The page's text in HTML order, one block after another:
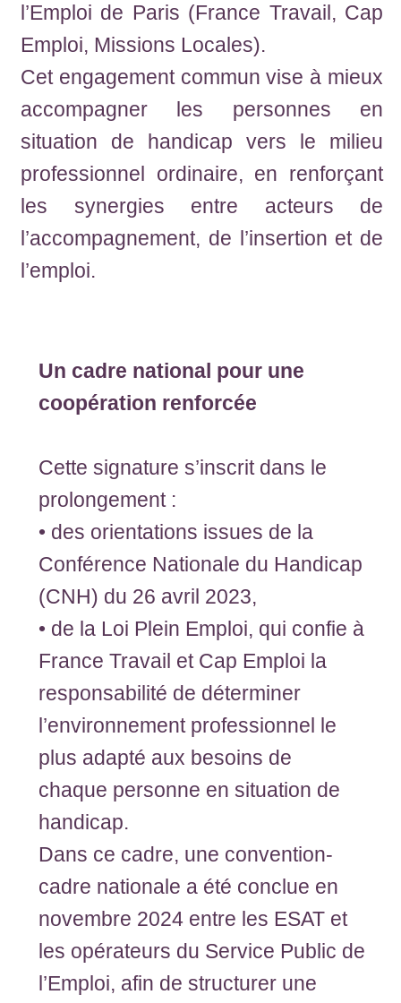
l’Emploi de Paris (France Travail, Cap
Emploi, Missions Locales).
Cet engagement commun vise à mieux
accompagner les personnes en
situation de handicap vers le milieu
professionnel ordinaire, en renforçant
les synergies entre acteurs de
l’accompagnement, de l’insertion et de
l’emploi.
Un cadre national pour une
coopération renforcée
Cette signature s’inscrit dans le
prolongement :
• des orientations issues de la
Conférence Nationale du Handicap
(CNH) du 26 avril 2023,
• de la Loi Plein Emploi, qui confie à
France Travail et Cap Emploi la
responsabilité de déterminer
l’environnement professionnel le
plus adapté aux besoins de
chaque personne en situation de
handicap.
Dans ce cadre, une convention-
cadre nationale a été conclue en
novembre 2024 entre les ESAT et
les opérateurs du Service Public de
l’Emploi, afin de structurer une